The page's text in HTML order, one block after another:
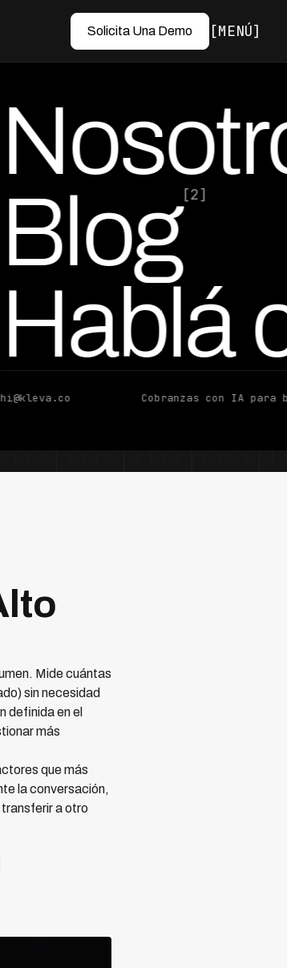
Solicita Una Demo MENÚ
Blog[2]
Hablá
hi@kleva.co Cobranzas con IA para
por Ed Escobar
Co-Founder & CEO
Mide cuántas
sin necesidad
definida en el
más
que más
la conversación,
a otro